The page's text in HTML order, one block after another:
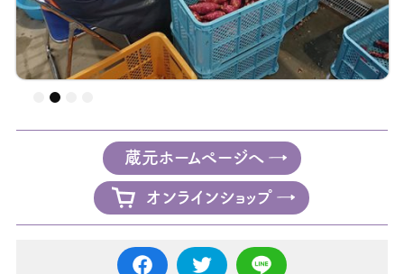
蔵元ホームページへ
オンラインショップ